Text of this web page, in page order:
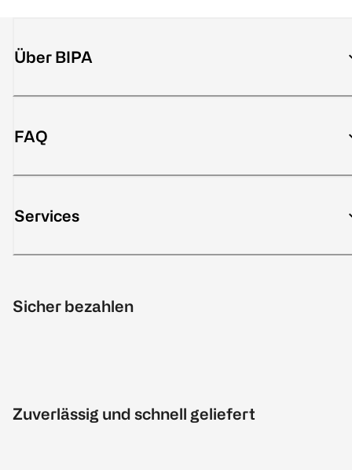
Über BIPA
FAQ
Services
Sicher bezahlen
Zuverlässig und schnell geliefert